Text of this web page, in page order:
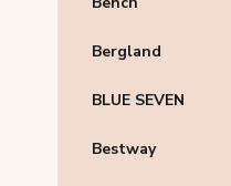
Bergland
BLUE SEVEN
Bestway